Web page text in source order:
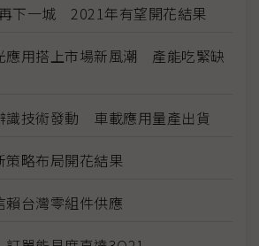
下一城 2021年有望開花結果
應用搭上市場新風潮 產能吃緊缺
識技術發動 車載應用量產出貨
略布局開花結果
台灣零組件供應